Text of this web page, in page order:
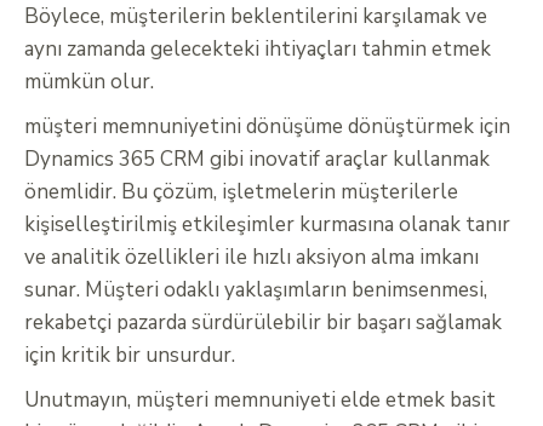
Böylece, müşterilerin beklentilerini karşılamak ve
aynı zamanda gelecekteki ihtiyaçları tahmin etmek
mümkün olur.
müşteri memnuniyetini dönüşüme dönüştürmek için
Dynamics 365 CRM gibi inovatif araçlar kullanmak
önemlidir. Bu çözüm, işletmelerin müşterilerle
kişiselleştirilmiş etkileşimler kurmasına olanak tanır
ve analitik özellikleri ile hızlı aksiyon alma imkanı
sunar. Müşteri odaklı yaklaşımların benimsenmesi,
rekabetçi pazarda sürdürülebilir bir başarı sağlamak
için kritik bir unsurdur.
Unutmayın, müşteri memnuniyeti elde etmek basit